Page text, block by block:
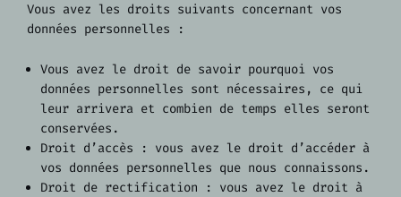
Vous avez les droits suivants concernant vos
données personnelles :
Vous avez le droit de savoir pourquoi vos
données personnelles sont nécessaires, ce qui
leur arrivera et combien de temps elles seront
conservées.
Droit d’accès : vous avez le droit d’accéder à
vos données personnelles que nous connaissons.
Droit de rectification : vous avez le droit à